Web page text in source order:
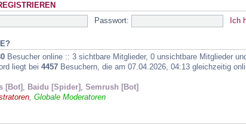
Passwort: Ich
Besucher online :: 3 sichtbare Mitglieder, 0 unsichtbare Mitglieder
liegt bei 4457 Besuchern, die am 07.04.2026, 04:13 gleichzeitig
[Bot] Baidu [Spider]
Semrush [Bot]
Globale Moderatoren